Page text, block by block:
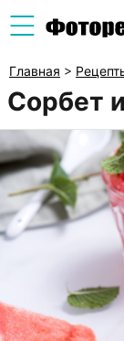
Главная >
Сорбет